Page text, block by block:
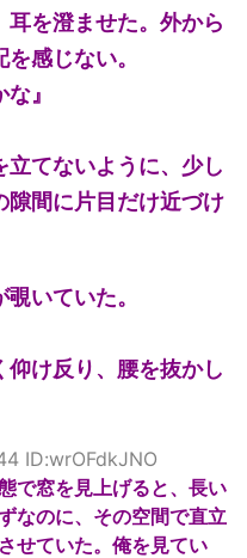
を澄ませた。外から
感じない。
』
てないように、少し
隙間に片目だけ近づけ
いていた。
け反り、腰を抜かし
ID:wrOFdkJNO
で窓を見上げると、長い
なのに、その空間で直立
せていた。俺を見てい